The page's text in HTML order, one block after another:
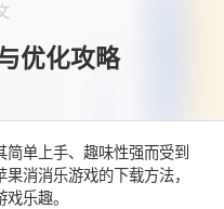
优化攻略
单上手、趣味性强而受到
消消乐游戏的下载方法，
乐趣。